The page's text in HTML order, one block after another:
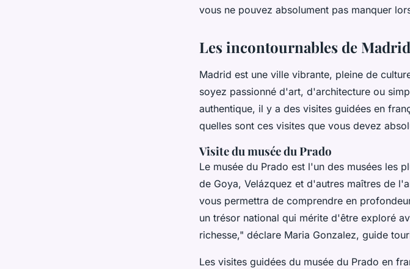
vous ne pouvez absolument pas manquer
Les incontournables de Madrid
Madrid est une ville vibrante, pleine de
soyez passionné d'art, d'architecture ou
authentique, il y a des visites guidées en
quelles sont ces visites que vous devez
Visite du musée du Prado
Le musée du Prado est l'un des musées les
de Goya, Velázquez et d'autres maîtres de
vous permettra de comprendre en
un trésor national qui mérite d'être exploré
richesse," déclare Maria Gonzalez, guide
Les visites guidées du musée du Prado en